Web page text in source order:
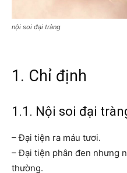
nội soi đại tràng
1. Chỉ định
1.1. Nội soi đại
– Đại tiện ra máu tươi.
– Đại tiện phân đen nhưng
thường.